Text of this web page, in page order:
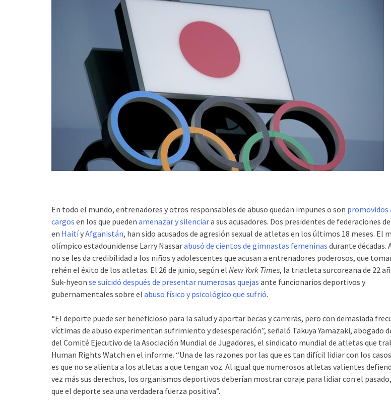
En todo el mundo, entrenadores y otros responsables de abuso quedan impunes o son promovidos
cargos en los que pueden amenazar y silenciara sus acusadores. Dos presidentes de federaciones
en HaitíyAfganistán, han sido acusados de agresión sexual de atletas en los últimos 18 meses. El
olímpico estadounidense Larry Nassarabusó de cientos de gimnastas femeninas durante décadas.
no se les da credibilidad a los niños y adolescentes que acusan a entrenadores poderosos, que
rehén el éxito de los atletas. El 26 de junio, según el New York Times, la triatleta surcoreana de 22
Suk-hyeon se suicidó después de presentar numerosas quejas ante funcionarios deportivos y
gubernamentales sobre el abuso físico y psicológico que sufrió.
“El deporte puede ser beneficioso para la salud y aportar becas y carreras, pero con demasiada
víctimas de abuso experimentan sufrimiento y desesperación”, señaló Takuya Yamazaki, abogado
del Comité Ejecutivo de la Asociación Mundial de Jugadores, el sindicato mundial de atletas que
Human Rights Watch en el informe. “Una de las razones por las que es tan difícil lidiar con los
es que no se alienta a los atletas a que tengan voz. Al igual que numerosos atletas valientes
vez más sus derechos, los organismos deportivos deberían mostrar coraje para lidiar con el
que el deporte sea una verdadera fuerza positiva”.